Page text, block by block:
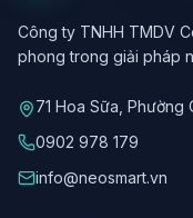
Công ty TNHH TMDV
phong trong giải pháp
71 Hoa Sữa, Phường
0902 978 179
info@neosmart.vn